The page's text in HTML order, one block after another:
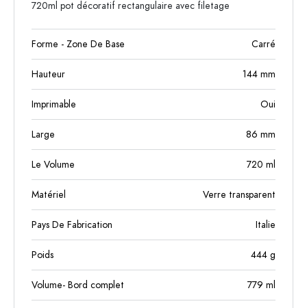
720ml pot décoratif rectangulaire avec filetage
Forme - Zone De Base Carré
Hauteur 144 mm
Imprimable Oui
Large 86 mm
Le Volume 720 ml
Matériel Verre transparent
Pays De Fabrication Italie
Poids 444 g
Volume- Bord complet 779 ml